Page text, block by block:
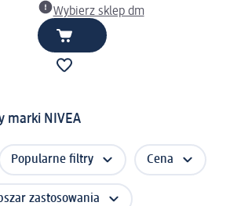
Wybierz sklep dm
marki NIVEA
Popularne filtry Cena
zastosowania